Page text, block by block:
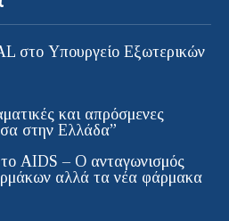
στο Υπουργείο Εξωτερικών
και απρόσμενες
στην Ελλάδα”
AIDS – Ο ανταγωνισμός
αλλά τα νέα φάρμακα